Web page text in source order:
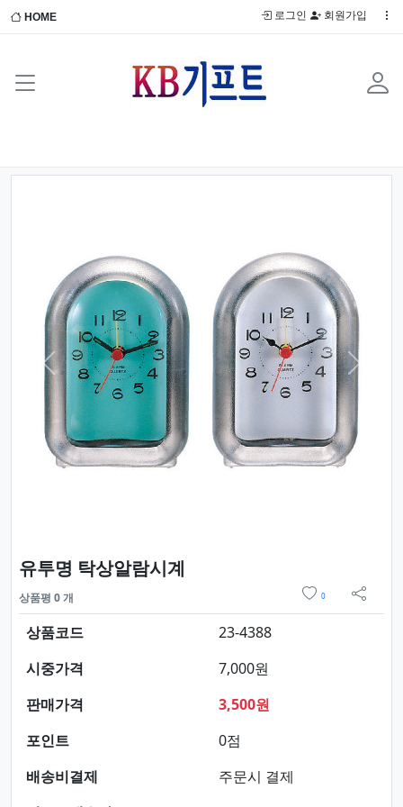
HOME 로그인 회원가입
Previous Next
유투명 탁상알람시계
상품평 0 개 0
sns 공
상품코드
23-4388
시중가격
7,000원
판매가격
3,500원
포인트
0점
배송비결제
주문시 결제